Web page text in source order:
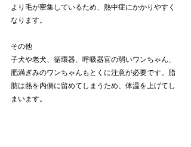
より毛が密集しているため、熱中症にかかりやすく
なります。
その他
子犬や老犬、循環器、呼吸器官の弱いワンちゃん、
肥満ぎみのワンちゃんもとくに注意が必要です。脂
肪は熱を内側に留めてしまうため、体温を上げてし
まいます。